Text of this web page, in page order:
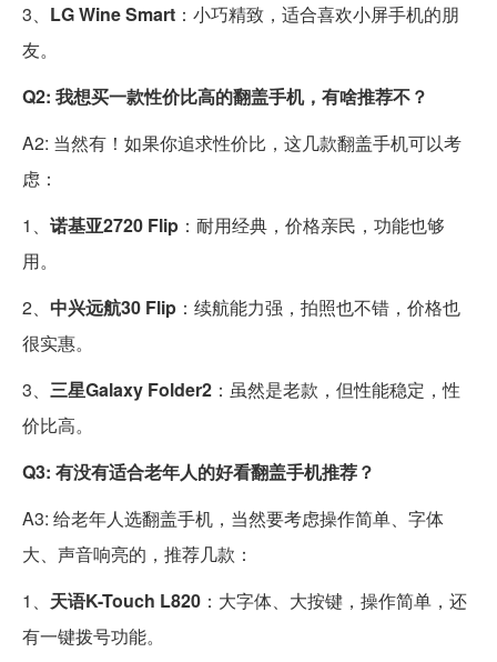
3、 LG Wine Smart ：小巧精致，适合喜欢小屏手机的朋
友。
Q2: 我想买一款性价比高的翻盖手机，有啥推荐不？
A2: 当然有！如果你追求性价比，这几款翻盖手机可以考
虑：
1、 诺基亚2720 Flip ：耐用经典，价格亲民，功能也够
用。
2、 中兴远航30 Flip ：续航能力强，拍照也不错，价格也
很实惠。
3、 三星Galaxy Folder2 ：虽然是老款，但性能稳定，性
价比高。
Q3: 有没有适合老年人的好看翻盖手机推荐？
A3: 给老年人选翻盖手机，当然要考虑操作简单、字体
大、声音响亮的，推荐几款：
1、 天语K-Touch L820 ：大字体、大按键，操作简单，还
有一键拨号功能。